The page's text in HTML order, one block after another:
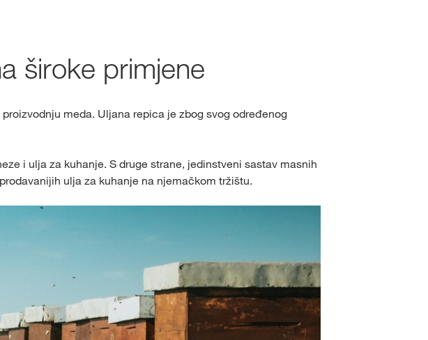
smyKWS-om
Međunarodne temeKWS
Grupe na kws.com/corp
široke primjene
meda. Uljana repica je zbog svog određenog
i ulja za kuhanje. S druge strane, jedinstveni sastav masnih
ulja za kuhanje na njemačkom tržištu.